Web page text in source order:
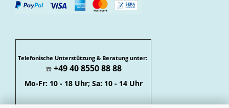
Telefonische Unterstützung & Beratung unter:
☎️ +49 40 8550 88 88
Mo-Fr: 10 - 18 Uhr; Sa: 10 - 14 Uhr